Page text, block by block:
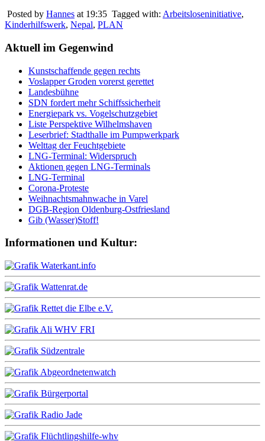
Posted by Hannes at 19:35 Tagged with: Arbeitsloseninitiative,
Kinderhilfswerk, Nepal, PLAN
Aktuell im Gegenwind
Kunstschaffende gegen rechts
Voslapper Groden vorerst gerettet
Landesbühne
SDN fordert mehr Schiffssicherheit
Energiepark vs. Vogelschutzgebiet
Liste Perspektive Wilhelmshaven
Leserbrief: Stadthalle im Pumpwerkpark
Welttag der Feuchtgebiete
LNG-Terminal: Widerspruch
Aktionen gegen LNG-Terminals
LNG-Terminal
Corona-Proteste
Weihnachtsmahnwache in Varel
DGB-Region Oldenburg-Ostfriesland
Gib (Wasser)Stoff!
Informationen und Kultur: